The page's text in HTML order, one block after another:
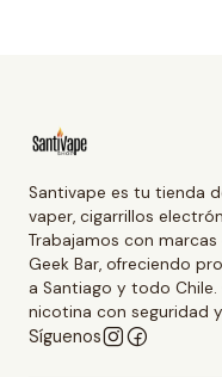
Santivape es tu tienda
vaper, cigarrillos
Trabajamos con marcas
Geek Bar, ofreciendo
a Santiago y todo
nicotina con seguridad
Síguenos